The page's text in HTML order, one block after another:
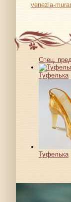
venezia-
Спец.
Туфелька
Туфелька